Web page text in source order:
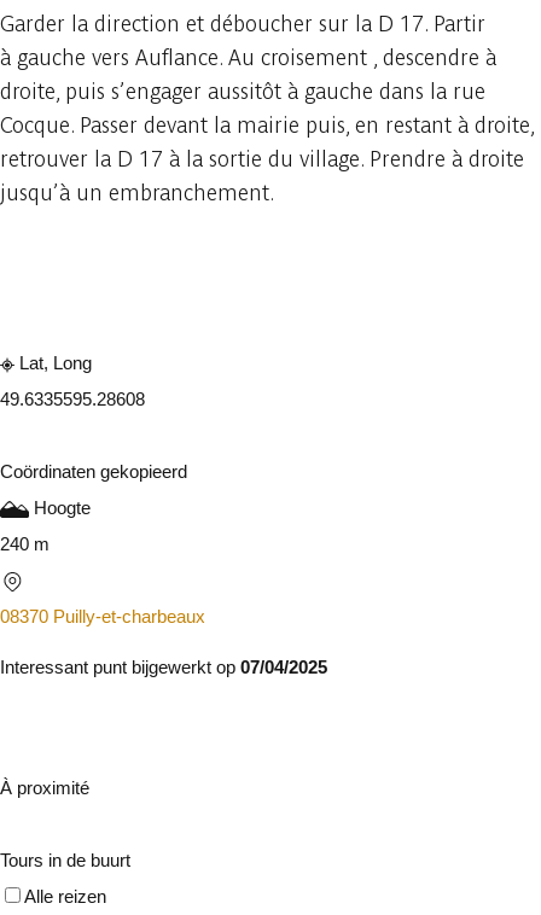
Garder la direction et déboucher sur la D 17. Partir
à gauche vers Auflance. Au croisement , descendre à
droite, puis s’engager aussitôt à gauche dans la rue
Cocque. Passer devant la mairie puis, en restant à droite,
retrouver la D 17 à la sortie du village. Prendre à droite
jusqu’à un embranchement.
Lat, Long
49.6335595.28608
Coördinaten gekopieerd
Hoogte
240 m
08370 Puilly-et-charbeaux
Interessant punt bijgewerkt op 07/04/2025
À proximité
Tours in de buurt
Alle reizen